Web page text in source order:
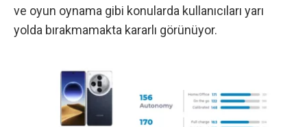
ve oyun oynama gibi konularda kullanıcıları yarı
yolda bırakmamakta kararlı görünüyor.